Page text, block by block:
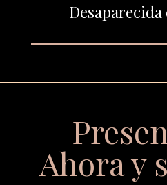
Desaparecida
Ahora y